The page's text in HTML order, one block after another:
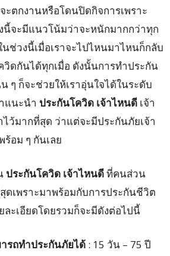
ะตกงานหรือโดนปิดกิจการเพราะ
นี้จะมีแนวโน้มว่าจะหนักมากกว่าทุก
ช่วงนี้เมื่อเราจะไปไหนมาไหนก็กลับ
วิดกันได้ทุกเมื่อ ดังนั้นการทำประกัน
ๆ ก็จะช่วยให้เราอุ่นใจได้ในระดับ
แนะนำ ประกันโควิด เจ้าไหนดี เจ้า
ว้มากที่สุด ว่าแต่จะมีประกันภัยเจ้า
อม ๆ กันเลย
ประกันโควิด เจ้าไหนดีที่คนส่วน
เพราะมาพร้อมกับการประกันชีวิต
ะเอียดโดยรวมก็จะมีดังต่อไปนี้
รถทำประกันภัยได้ : 15 วัน – 75 ปี